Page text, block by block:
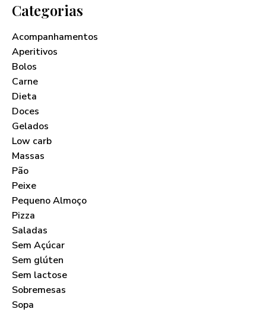
Categorias
Acompanhamentos
Aperitivos
Bolos
Carne
Dieta
Doces
Gelados
Low carb
Massas
Pão
Peixe
Pequeno Almoço
Pizza
Saladas
Sem Açúcar
Sem glúten
Sem lactose
Sobremesas
Sopa